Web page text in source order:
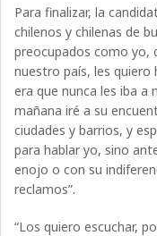
Para finalizar, la
chilenos y chilenas de
preocupados como yo,
nuestro país, les quiero
era que nunca les iba a
mañana iré a su
ciudades y barrios, y
para hablar yo, sino
enojo o con su
reclamos”.
“Los quiero escuchar,